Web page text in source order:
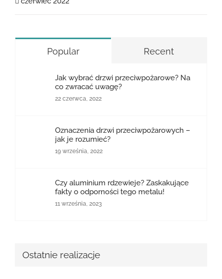
Popular Recent
Jak wybrać drzwi przeciwpożarowe? Na
co zwracać uwagę?
22 czerwca, 2022
Oznaczenia drzwi przeciwpożarowych –
jak je rozumieć?
19 września, 2022
Czy aluminium rdzewieje? Zaskakujące
fakty o odporności tego metalu!
11 września, 2023
Ostatnie realizacje